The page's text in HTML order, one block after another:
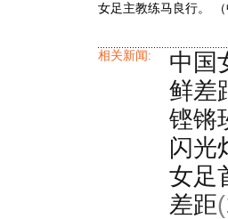
女足主教练马良行。 （
相关新闻:
中国
鲜差
铿锵
闪光
女足
差距